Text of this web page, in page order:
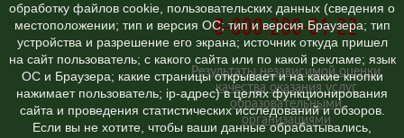
8-800-200-01-22
Результаты независимой оценки
качества оказания услуг
образовательными
организациями
обработку файлов cookie, пользовательских данных (сведения о
местоположении; тип и версия ОС; тип и версия Браузера; тип
устройства и разрешение его экрана; источник откуда пришел
на сайт пользователь; с какого сайта или по какой рекламе; язык
ОС и Браузера; какие страницы открывает и на какие кнопки
нажимает пользователь; ip-адрес) в целях функционирования
сайта и проведения статистических исследований и обзоров.
Если вы не хотите, чтобы ваши данные обрабатывались,